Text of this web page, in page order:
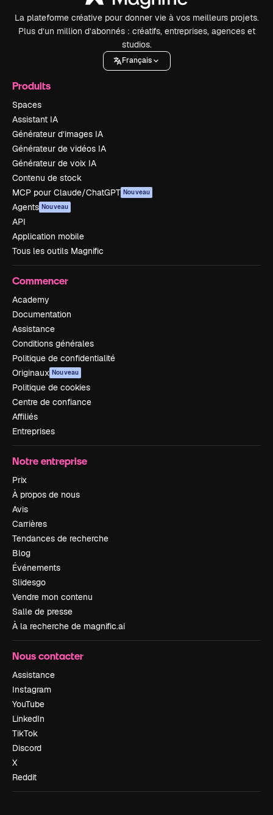
La plateforme créative pour donner vie à vos meilleurs projets.
Plus d’un million d’abonnés : créatifs, entreprises, agences et
studios.
Français
Produits
Spaces
Assistant IA
Générateur d’images IA
Générateur de vidéos IA
Générateur de voix IA
Contenu de stock
MCP pour Claude/ChatGPT Nouveau
Agents Nouveau
API
Application mobile
Tous les outils Magnific
Commencer
Academy
Documentation
Assistance
Conditions générales
Politique de confidentialité
Originaux Nouveau
Politique de cookies
Centre de confiance
Affiliés
Entreprises
Notre entreprise
Prix
À propos de nous
Avis
Carrières
Tendances de recherche
Blog
Événements
Slidesgo
Vendre mon contenu
Salle de presse
À la recherche de magnific.ai
Nous contacter
Assistance
Instagram
YouTube
LinkedIn
TikTok
Discord
X
Reddit